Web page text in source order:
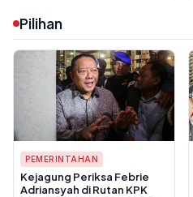
Pilihan
PEMERINTAHAN
Kejagung Periksa Febrie
Adriansyah di Rutan KPK